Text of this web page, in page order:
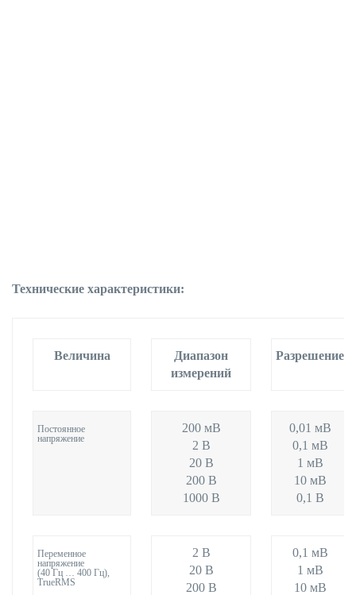
Технические характеристики:
Величина
Диапазон
измерений
Разрешение
Постоянное
напряжение
200 мВ
2 В
20 В
200 В
1000 В
0,01 мВ
0,1 мВ
1 мВ
10 мВ
0,1 В
Переменное
напряжение
(40 Гц … 400 Гц),
TrueRMS
2 В
20 В
200 В
0,1 мВ
1 мВ
10 мВ